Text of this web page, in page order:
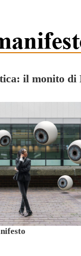
il monito